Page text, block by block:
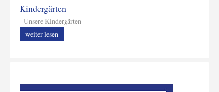
Kindergärten
Unsere Kindergärten
weiter lesen